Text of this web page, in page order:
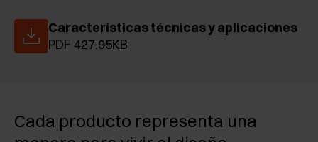
Características técnicas y aplicaciones
PDF 427.95KB
Cada producto representa una